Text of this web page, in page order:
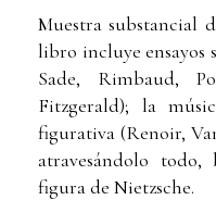
Muestra substancial
libro incluye ensayos
Sade, Rimbaud,
Fitzgerald); la
figurativa (Renoir,
atravesándolo
figura de Nietzsche.